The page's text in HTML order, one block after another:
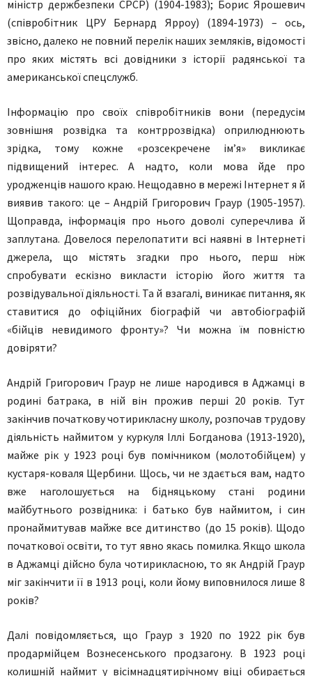
міністр держбезпеки СРСР) (1904-1983); Борис Ярошевич
(співробітник ЦРУ Бернард Ярроу) (1894-1973) – ось,
звісно, далеко не повний перелік наших земляків, відомості
про яких містять всі довідники з історії радянської та
американської спецслужб.
Інформацію про своїх співробітників вони (передусім
зовнішня розвідка та контррозвідка) оприлюднюють
зрідка, тому кожне «розсекречене ім’я» викликає
підвищений інтерес. А надто, коли мова йде про
уродженців нашого краю. Нещодавно в мережі Інтернет я й
виявив такого: це – Андрій Григорович Граур (1905-1957).
Щоправда, інформація про нього доволі суперечлива й
заплутана. Довелося перелопатити всі наявні в Інтернеті
джерела, що містять згадки про нього, перш ніж
спробувати ескізно викласти історію його життя та
розвідувальної діяльності. Та й взагалі, виникає питання, як
ставитися до офіційних біографій чи автобіографій
«бійців невидимого фронту»? Чи можна їм повністю
довіряти?
Андрій Григорович Граур не лише народився в Аджамці в
родині батрака, в ній він прожив перші 20 років. Тут
закінчив початкову чотирикласну школу, розпочав трудову
діяльність наймитом у куркуля Іллі Богданова (1913-1920),
майже рік у 1923 році був помічником (молотобійцем) у
кустаря-коваля Щербини. Щось, чи не здається вам, надто
вже наголошується на бідняцькому стані родини
майбутнього розвідника: і батько був наймитом, і син
пронаймитував майже все дитинство (до 15 років). Щодо
початкової освіти, то тут явно якась помилка. Якщо школа
в Аджамці дійсно була чотирикласною, то як Андрій Граур
міг закінчити її в 1913 році, коли йому виповнилося лише 8
років?
Далі повідомляється, що Граур з 1920 по 1922 рік був
продармійцем Вознесенського продзагону. В 1923 році
колишній наймит у вісімнадцятирічному віці обирається